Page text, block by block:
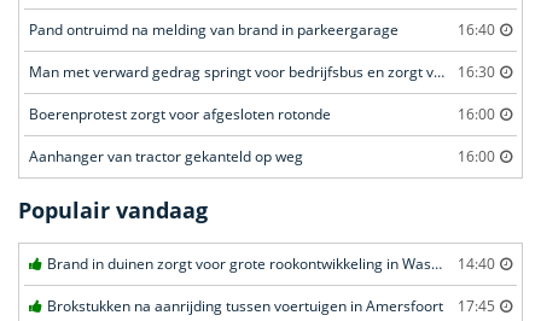
Pand ontruimd na melding van brand in parkeergarage 16:40
Man met verward gedrag springt voor bedrijfsbus en zorgt voor opschudding 16:30
Boerenprotest zorgt voor afgesloten rotonde 16:00
Aanhanger van tractor gekanteld op weg 16:00
Populair vandaag
Brand in duinen zorgt voor grote rookontwikkeling in Wassenaar 14:40
Brokstukken na aanrijding tussen voertuigen in Amersfoort 17:45